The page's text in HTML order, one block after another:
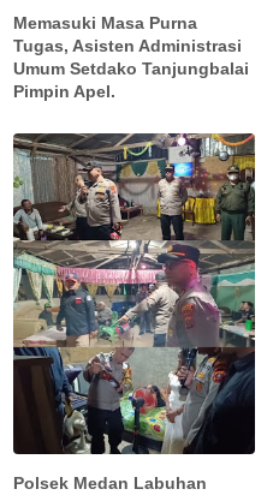
Memasuki Masa Purna
Tugas, Asisten Administrasi
Umum Setdako Tanjungbalai
Pimpin Apel.
Polsek Medan Labuhan